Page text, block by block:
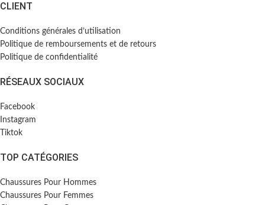
CLIENT
Conditions générales d’utilisation
Politique de remboursements et de retours
Politique de confidentialité
RÉSEAUX SOCIAUX
Facebook
Instagram
Tiktok
TOP CATÉGORIES
Chaussures Pour Hommes
Chaussures Pour Femmes